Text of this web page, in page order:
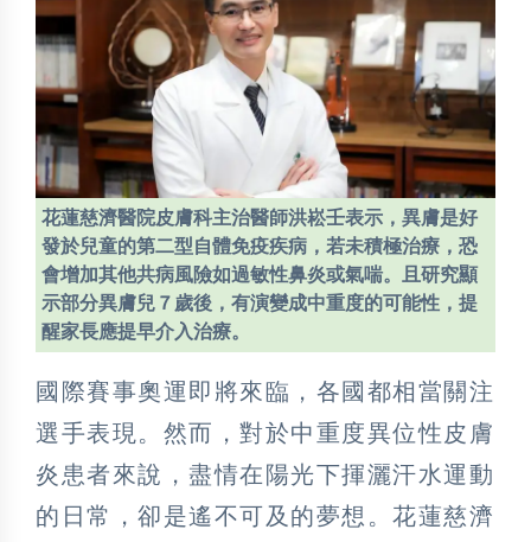
花蓮慈濟醫院皮膚科主治醫師洪崧壬表示，異膚是好
發於兒童的第二型自體免疫疾病，若未積極治療，恐
會增加其他共病風險如過敏性鼻炎或氣喘。且研究顯
示部分異膚兒７歲後，有演變成中重度的可能性，提
醒家長應提早介入治療。
國際賽事奧運即將來臨，各國都相當關注
選手表現。然而，對於中重度異位性皮膚
炎患者來說，盡情在陽光下揮灑汗水運動
的日常，卻是遙不可及的夢想。花蓮慈濟